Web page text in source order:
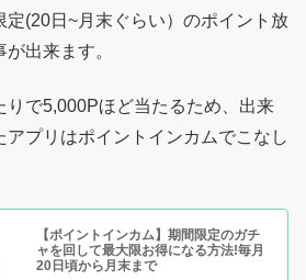
定(20日~月末ぐらい）のポイント放
出来ます。
りで5,000Pほど当たるため、出来
アプリはポイントインカムでこなし
【ポイントインカム】期間限定のガチ
ャを回して最大限お得になる方法!毎月
20日頃から月末まで